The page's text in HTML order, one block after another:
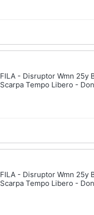
FILA - Disruptor Wmn 25y
Scarpa Tempo Libero -
FILA - Disruptor Wmn 25y
Scarpa Tempo Libero -